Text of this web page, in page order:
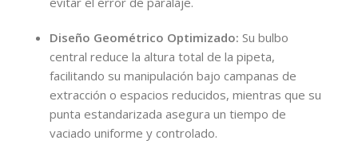
Diseño Geométrico Optimizado: Su bulbo
central reduce la altura total de la pipeta,
facilitando su manipulación bajo campanas de
extracción o espacios reducidos, mientras que su
punta estandarizada asegura un tiempo de
vaciado uniforme y controlado.